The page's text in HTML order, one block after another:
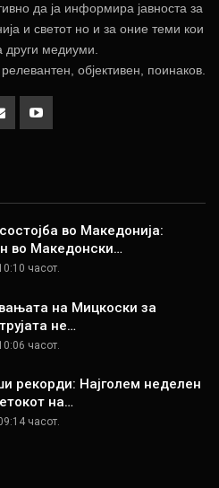
да ја информира јавноста за
и светот но и за оние теми кои
други медиуми.
објективен, поинаков.
во Македонија:
во Македонски…
часот.
на Мицкоски за
не…
часот.
рекорди: Најголем неделен
на…
часот.